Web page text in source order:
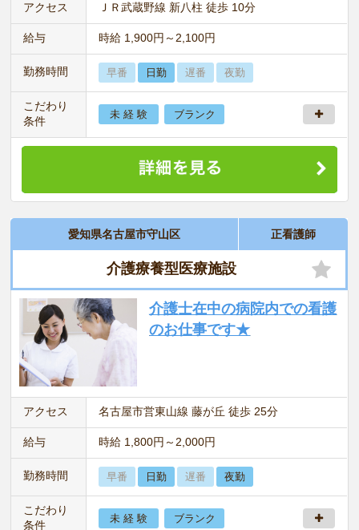
アクセス ＪＲ武蔵野線 新八柱 徒歩 10分
給与 時給 1,900円～2,100円
勤務時間 早番 日勤 遅番 夜勤
こだわり
条件
未 経 験 ブランク
愛知県名古屋市守山区 正看護師
介護療養型医療施設
介護士在中の病院内での看護
のお仕事です★
アクセス 名古屋市営東山線 藤が丘 徒歩 25分
給与 時給 1,800円～2,000円
勤務時間 早番 日勤 遅番 夜勤
こだわり
条件
未 経 験 ブランク